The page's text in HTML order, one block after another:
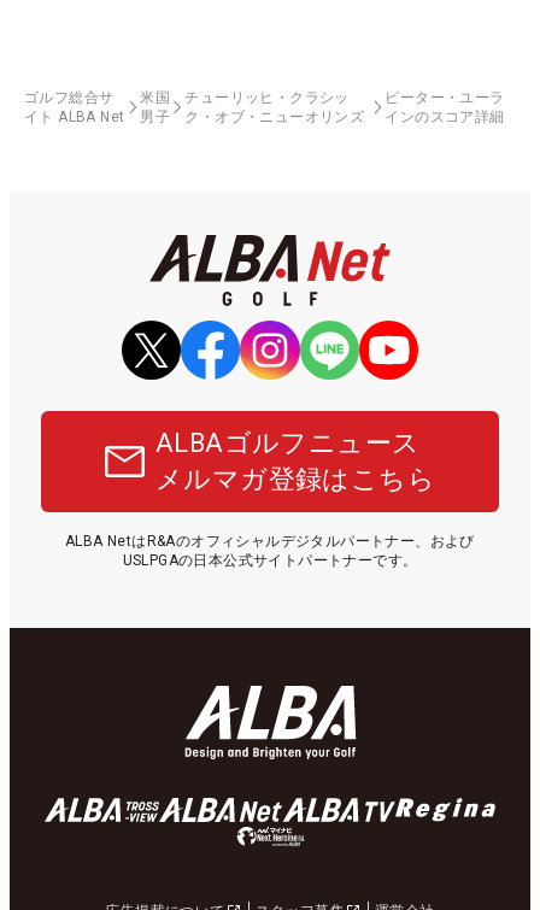
ゴルフ総合サ
イト ALBA Net
米国
男子
チューリッヒ・クラシッ
ク・オブ・ニューオリンズ
ピーター・ユーラ
インのスコア詳細
ALBAゴルフニュース
メルマガ登録はこちら
ALBA NetはR&Aのオフィシャルデジタルパートナー、および
USLPGAの日本公式サイトパートナーです。